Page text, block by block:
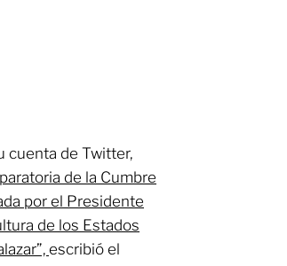
cuenta de Twitter,
de la Cumbre
por el Presidente
de los Estados
escribió el